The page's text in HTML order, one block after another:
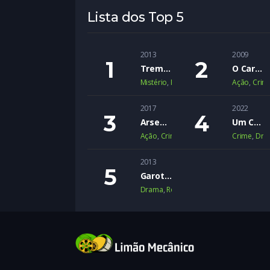
Lista dos Top 5
2013
Trem Noturno para Lisboa
Mistério, Romance Suspense
2009
O Cartel
Ação, Crime
2017
Arsenal
Ação, Crime
2022
Um Crime Passional
Crime,
2013
Garotas Inocentes
Drama, Romance